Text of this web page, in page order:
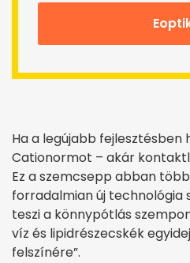
Ha a legújabb fejlesztésben
Cationormot – akár
Ez a szemcsepp abban
forradalmian új technológia
teszi a könnypótlás
víz és lipidrészecskék
felszínére”.